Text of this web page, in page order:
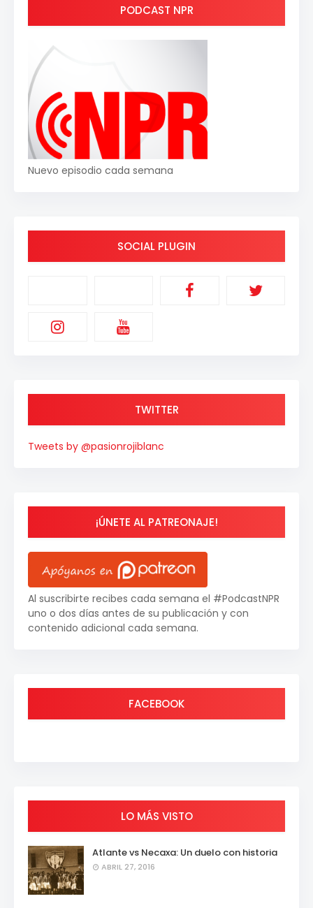
PODCAST NPR
Nuevo episodio cada semana
SOCIAL PLUGIN
TWITTER
Tweets by @pasionrojiblanc
¡ÚNETE AL PATREONAJE!
Al suscribirte recibes cada semana el #PodcastNPR
uno o dos días antes de su publicación y con
contenido adicional cada semana.
FACEBOOK
LO MÁS VISTO
Atlante vs Necaxa: Un duelo con historia
ABRIL 27, 2016